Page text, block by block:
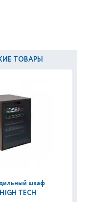
ТОВАРЫ
шкаф
TECH